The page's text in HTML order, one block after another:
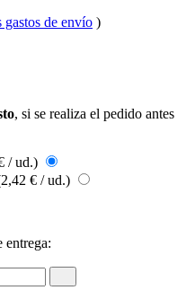
gastos de envío )
, si se realiza el pedido antes
/ ud.)
€ / ud.)
entrega: